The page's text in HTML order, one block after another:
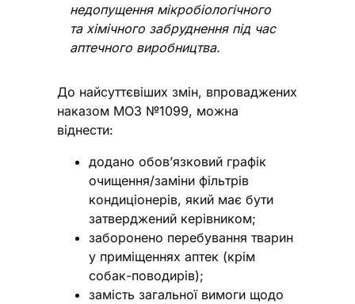
недопущення мікробіологічного
та хімічного забруднення під час
аптечного виробництва.
До найсуттєвіших змін, впроваджених
наказом МОЗ №1099, можна
віднести:
додано обов’язковий графік
очищення/заміни фільтрів
кондиціонерів, який має бути
затверджений керівником;
заборонено перебування тварин
у приміщеннях аптек (крім
собак-поводирів);
замість загальної вимоги щодо